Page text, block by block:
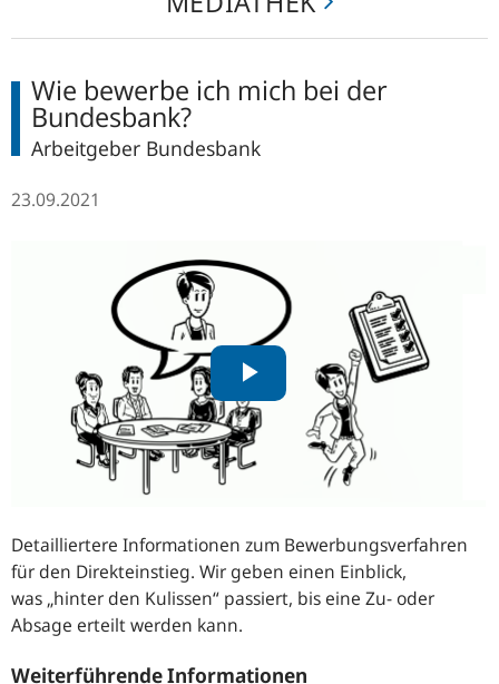
Wie bewerbe ich mich bei der
Bundesbank?
Arbeitgeber Bundesbank
23.09.2021
Detailliertere Informationen zum Bewerbungsverfahren
für den Direkteinstieg. Wir geben einen Einblick,
was „hinter den Kulissen“ passiert, bis eine Zu- oder
Absage erteilt werden kann.
Weiterführende Informationen